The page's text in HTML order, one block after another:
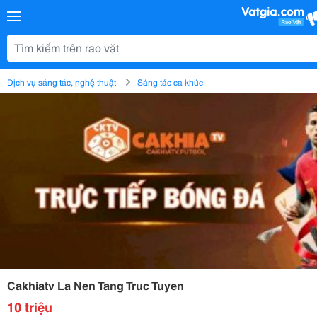
Dịch vụ sáng tác, nghệ thuật Sáng tác ca khúc
Cakhiatv La Nen Tang Truc Tuyen
10 triệu